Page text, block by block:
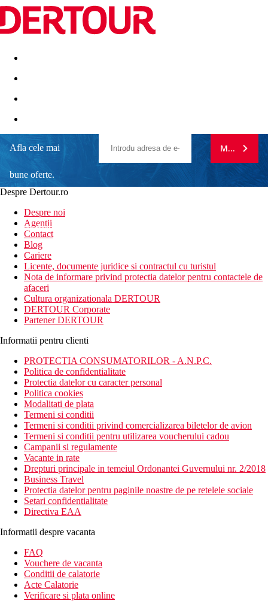
Destinatii Vacanta perfecta OFERTE DE NERATAT
Afla cele mai
bune oferte.
newsletter!
MA
Despre Dertour.ro
Despre noi
Agentii
Contact
Blog
Cariere
Licente, documente juridice si contractul cu turistul
Nota de informare privind protectia datelor pentru contactele de
afaceri
Cultura organizationala DERTOUR
DERTOUR Corporate
Partener DERTOUR
Informatii pentru clienti
PROTECTIA CONSUMATORILOR - A.N.P.C.
Politica de confidentialitate
Protectia datelor cu caracter personal
Politica cookies
Modalitati de plata
Termeni si conditii
Termeni si conditii privind comercializarea biletelor de avion
Termeni si conditii pentru utilizarea voucherului cadou
Campanii si regulamente
Vacante in rate
Drepturi principale in temeiul Ordonantei Guvernului nr. 2/2018
Business Travel
Protectia datelor pentru paginile noastre de pe retelele sociale
Setari confidentialitate
Directiva EAA
Informatii despre vacanta
FAQ
Vouchere de vacanta
Conditii de calatorie
Acte Calatorie
Verificare si plata online